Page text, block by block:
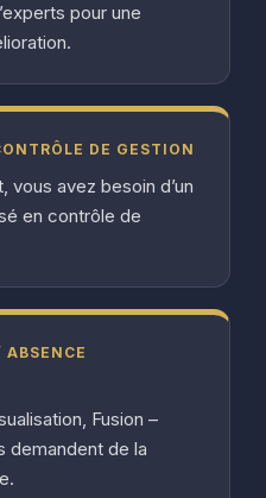
pour une
DE GESTION
vous avez besoin d’un
en contrôle de
Fusion –
demandent de la